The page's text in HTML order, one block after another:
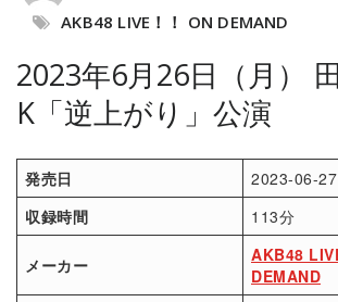
AKB48 LIVE！！ ON DEMAND
2023年6月26日（月）
K「逆上がり」公演
発売日
2023-06-
収録時間
113分
メーカー
AKB48
DEMAND